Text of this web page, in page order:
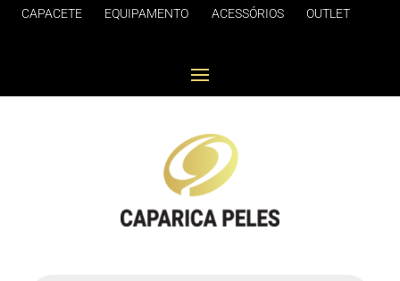
CAPACETE EQUIPAMENTO ACESSÓRIOS OUTLET